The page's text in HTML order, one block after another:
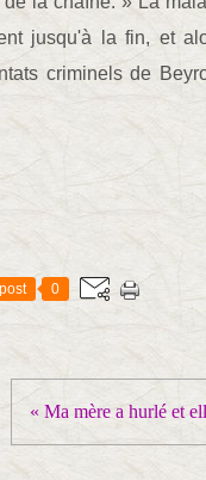
jusqu'à la fin, et
criminels de
0